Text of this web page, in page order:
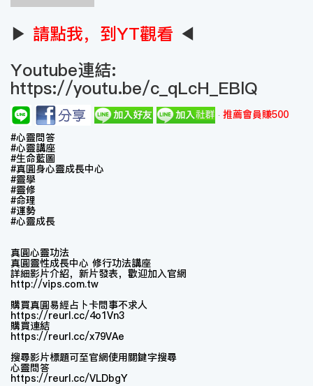
▶ 請點我，到YT觀看 ◀
Youtube連結:
https://youtu.be/c_qLcH_EBlQ
推薦會員賺500
#心靈問答
#心靈講座
#生命藍圖
#真圓身心靈成長中心
#靈學​
#靈修
#命理
#運勢
#心靈成長
真圓心靈功法
真圓靈性成長中心 修行功法講座
詳細影片介紹，新片發表，歡迎加入官網
http://vips.com.tw
購買真圓易經占卜卡問事不求人
https://reurl.cc/4o1Vn3
購買連結
https://reurl.cc/x79VAe
搜尋影片標題可至官網使用關鍵字搜尋
心靈問答
https://reurl.cc/VLDbgY